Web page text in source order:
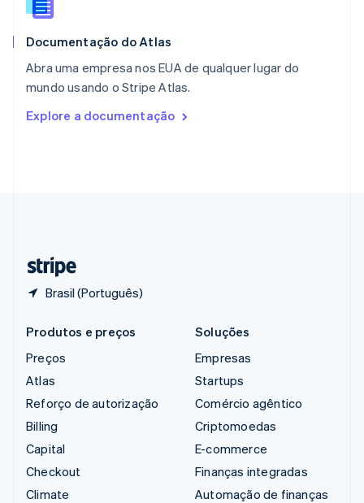
Documentação do Atlas
Abra uma empresa nos EUA de qualquer lugar do
mundo usando o Stripe Atlas.
Explore a documentação
Brasil (Português)
RAE de Hong Kong, China
Reino Unido
República Tcheca
English
English
Produtos e preços
Preços
Atlas
Reforço de autorização
Billing
Capital
Checkout
Climate
Soluções
Empresas
Startups
Comércio agêntico
Criptomoedas
E-commerce
Finanças integradas
Automação de finanças